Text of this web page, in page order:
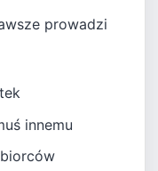
prowadzi
innemu